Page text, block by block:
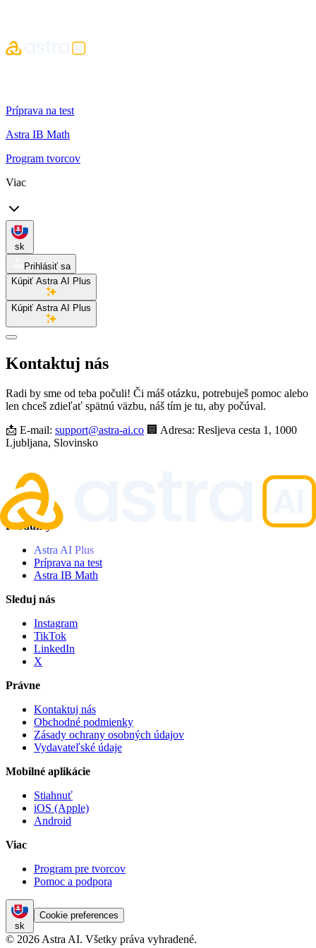
Príprava na test
Astra IB Math
Program tvorcov
Viac
sk
Prihlásiť sa
Kúpiť Astra AI Plus
Kúpiť Astra AI Plus
Kontaktuj nás
Radi by sme od teba počuli! Či máš otázku, potrebuješ pomoc alebo
len chceš zdieľať spätnú väzbu, náš tím je tu, aby počúval.
📩 E-mail: support@astra-ai.co 🏢 Adresa: Resljeva cesta 1, 1000
Ljubljana, Slovinsko
Produkty
Astra AI Plus
Príprava na test
Astra IB Math
Sleduj nás
Instagram
TikTok
LinkedIn
X
Právne
Kontaktuj nás
Obchodné podmienky
Zásady ochrany osobných údajov
Vydavateľské údaje
Mobilné aplikácie
Stiahnuť
iOS (Apple)
Android
Viac
Program pre tvorcov
Pomoc a podpora
sk
Cookie preferences
© 2026 Astra AI. Všetky práva vyhradené.